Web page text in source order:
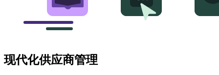
现代化供应商管理